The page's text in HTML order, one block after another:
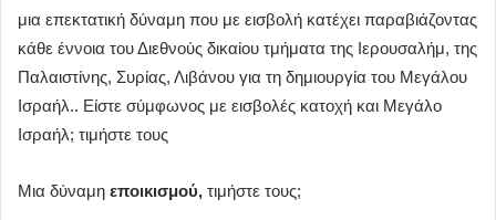
μια επεκτατική δύναμη που με εισβολή κατέχει παραβιάζοντας
κάθε έννοια του Διεθνούς δικαίου τμήματα της Iερουσαλήμ, της
Παλαιστίνης, Συρίας, Λιβάνου για τη δημιουργία του Μεγάλου
Ισραήλ.. Είστε σύμφωνος με εισβολές κατοχή και Μεγάλο
Ισραήλ; τιμήστε τους
Μια δύναμη εποικισμού, τιμήστε τους;